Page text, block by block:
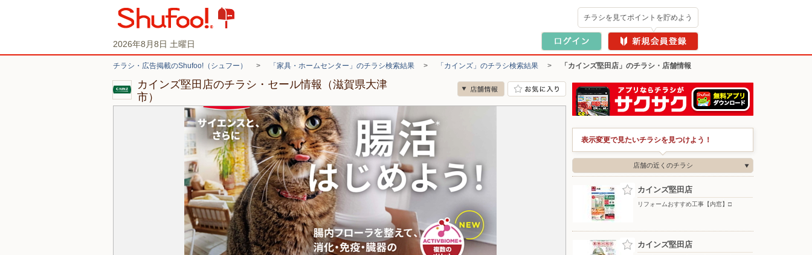
2026年8月8日 土曜日
チラシを見てポイントを貯めよう
チラシ・広告掲載のShufoo!（シュフー） > 「家具・ホームセンター」のチラシ検索結果 > 「カインズ」のチラシ検索結果 > 「カインズ堅田店」のチラシ・店舗情報
カインズ堅田店のチラシ・セール情報（滋賀県大津
市）
表示変更で見たいチラシを見つけよう！
店舗の近くのチラシ
カインズ堅田店
リフォームおすすめ工事【内窓】□
カインズ堅田店